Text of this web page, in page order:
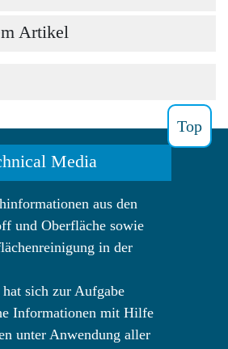
Artikel
Top
Media
aus den
und Oberfläche sowie
in der
sich zur Aufgabe
Informationen mit Hilfe
unter Anwendung aller